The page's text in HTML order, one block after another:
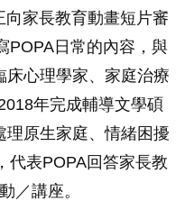
家長教育動畫短片審
POPA日常的內容，與
床心理學家、家庭治療
年完成輔導文學碩
原生家庭、情緒困擾
代表POPA回答家長教
／講座。